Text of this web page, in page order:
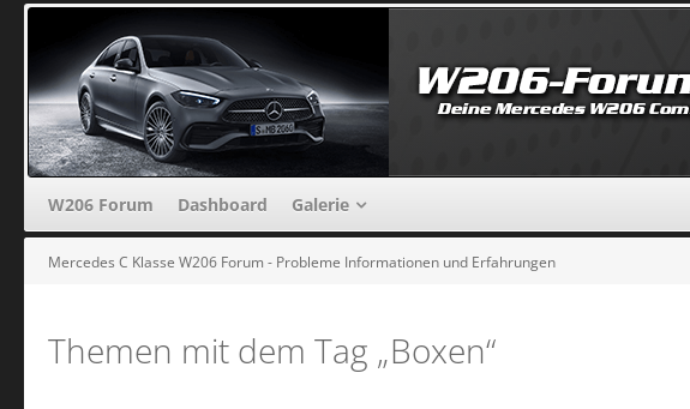
W206 Forum Dashboard Galerie
Mercedes C Klasse W206 Forum - Probleme Informationen und Erfahrungen
Themen mit dem Tag „Boxen“